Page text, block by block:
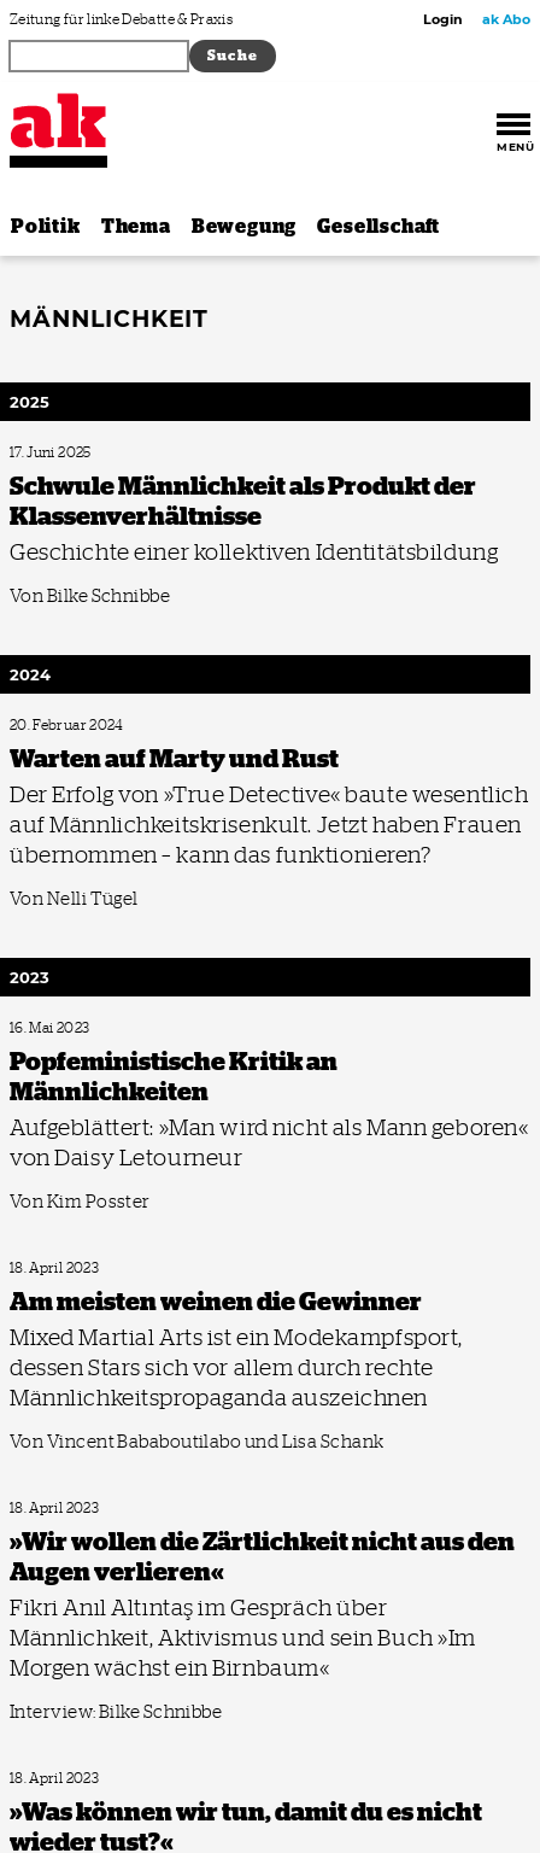
Zum Inhalt springen
Zeitung für linke Debatte & Praxis Login ak Abo
MENÜ
Politik Thema Bewegung Gesellschaft
MÄNNLICHKEIT
2025
17. Juni 2025
Schwule Männlichkeit als Produkt der
Klassenverhältnisse
Geschichte einer kollektiven Identitätsbildung
Von Bilke Schnibbe
2024
20. Februar 2024
Warten auf Marty und Rust
Der Erfolg von »True Detective« baute wesentlich
auf Männlichkeitskrisenkult. Jetzt haben Frauen
übernommen – kann das funktionieren?
Von Nelli Tügel
2023
16. Mai 2023
Popfeministische Kritik an
Männlichkeiten
Aufgeblättert: »Man wird nicht als Mann geboren«
von Daisy Letourneur
Von Kim Posster
18. April 2023
Am meisten weinen die Gewinner
Mixed Martial Arts ist ein Modekampfsport,
dessen Stars sich vor allem durch rechte
Männlichkeits­propaganda auszeichnen
Von Vincent Bababoutilabo und Lisa Schank
18. April 2023
»Wir wollen die Zärtlichkeit nicht aus den
Augen verlieren«
Fikri Anıl Altıntaş im Gespräch über
Männlichkeit, Aktivismus und sein Buch »Im
Morgen wächst ein Birnbaum«
Interview: Bilke Schnibbe
18. April 2023
»Was können wir tun, damit du es nicht
wieder tust?«